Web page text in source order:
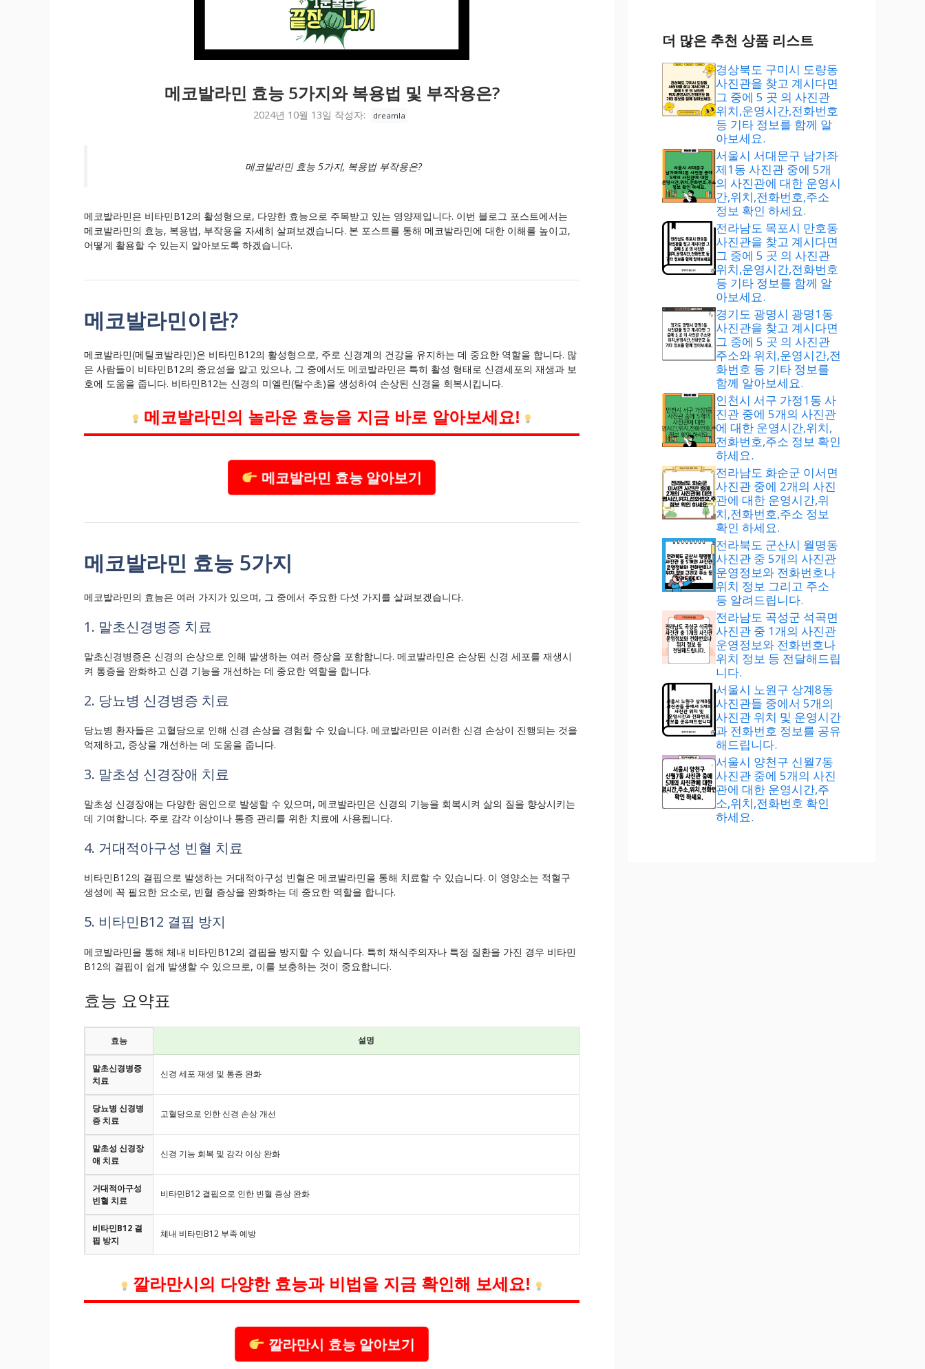
메코발라민 효능 5가지와 복용법 및 부작용은?
2024년 10월 13일 작성자: dreamla
메코발라민 효능 5가지, 복용법 부작용은?
메코발라민은 비타민B12의 활성형으로, 다양한 효능으로 주목받고 있는 영양제입니다. 이번 블로그 포스트에서는
메코발라민의 효능, 복용법, 부작용을 자세히 살펴보겠습니다. 본 포스트를 통해 메코발라민에 대한 이해를 높이고,
어떻게 활용할 수 있는지 알아보도록 하겠습니다.
메코발라민이란?
메코발라민(메틸코발라민)은 비타민B12의 활성형으로, 주로 신경계의 건강을 유지하는 데 중요한 역할을 합니다. 많
은 사람들이 비타민B12의 중요성을 알고 있으나, 그 중에서도 메코발라민은 특히 활성 형태로 신경세포의 재생과 보
호에 도움을 줍니다. 비타민B12는 신경의 미엘린(탈수초)을 생성하여 손상된 신경을 회복시킵니다.
메코발라민의 놀라운 효능을 지금 바로 알아보세요!
메코발라민 효능 알아보기
메코발라민 효능 5가지
메코발라민의 효능은 여러 가지가 있으며, 그 중에서 주요한 다섯 가지를 살펴보겠습니다.
1. 말초신경병증 치료
말초신경병증은 신경의 손상으로 인해 발생하는 여러 증상을 포함합니다. 메코발라민은 손상된 신경 세포를 재생시
켜 통증을 완화하고 신경 기능을 개선하는 데 중요한 역할을 합니다.
2. 당뇨병 신경병증 치료
당뇨병 환자들은 고혈당으로 인해 신경 손상을 경험할 수 있습니다. 메코발라민은 이러한 신경 손상이 진행되는 것을
억제하고, 증상을 개선하는 데 도움을 줍니다.
3. 말초성 신경장애 치료
말초성 신경장애는 다양한 원인으로 발생할 수 있으며, 메코발라민은 신경의 기능을 회복시켜 삶의 질을 향상시키는
데 기여합니다. 주로 감각 이상이나 통증 관리를 위한 치료에 사용됩니다.
4. 거대적아구성 빈혈 치료
비타민B12의 결핍으로 발생하는 거대적아구성 빈혈은 메코발라민을 통해 치료할 수 있습니다. 이 영양소는 적혈구
생성에 꼭 필요한 요소로, 빈혈 증상을 완화하는 데 중요한 역할을 합니다.
5. 비타민B12 결핍 방지
메코발라민을 통해 체내 비타민B12의 결핍을 방지할 수 있습니다. 특히 채식주의자나 특정 질환을 가진 경우 비타민
B12의 결핍이 쉽게 발생할 수 있으므로, 이를 보충하는 것이 중요합니다.
효능 요약표
효능 설명
말초신경병증
치료
신경 세포 재생 및 통증 완화
당뇨병 신경병
증 치료
고혈당으로 인한 신경 손상 개선
말초성 신경장
애 치료
신경 기능 회복 및 감각 이상 완화
거대적아구성
빈혈 치료
비타민B12 결핍으로 인한 빈혈 증상 완화
비타민B12 결
핍 방지
체내 비타민B12 부족 예방
깔라만시의 다양한 효능과 비법을 지금 확인해 보세요!
깔라만시 효능 알아보기
더 많은 추천 상품 리스트
경상북도 구미시 도량동
사진관을 찾고 계시다면
그 중에 5 곳 의 사진관
위치,운영시간,전화번호
등 기타 정보를 함께 알
아보세요.
서울시 서대문구 남가좌
제1동 사진관 중에 5개
의 사진관에 대한 운영시
간,위치,전화번호,주소
정보 확인 하세요.
전라남도 목포시 만호동
사진관을 찾고 계시다면
그 중에 5 곳 의 사진관
위치,운영시간,전화번호
등 기타 정보를 함께 알
아보세요.
경기도 광명시 광명1동
사진관을 찾고 계시다면
그 중에 5 곳 의 사진관
주소와 위치,운영시간,전
화번호 등 기타 정보를
함께 알아보세요.
인천시 서구 가정1동 사
진관 중에 5개의 사진관
에 대한 운영시간,위치,
전화번호,주소 정보 확인
하세요.
전라남도 화순군 이서면
사진관 중에 2개의 사진
관에 대한 운영시간,위
치,전화번호,주소 정보
확인 하세요.
전라북도 군산시 월명동
사진관 중 5개의 사진관
운영정보와 전화번호나
위치 정보 그리고 주소
등 알려드립니다.
전라남도 곡성군 석곡면
사진관 중 1개의 사진관
운영정보와 전화번호나
위치 정보 등 전달해드립
니다.
서울시 노원구 상계8동
사진관들 중에서 5개의
사진관 위치 및 운영시간
과 전화번호 정보를 공유
해드립니다.
서울시 양천구 신월7동
사진관 중에 5개의 사진
관에 대한 운영시간,주
소,위치,전화번호 확인
하세요.